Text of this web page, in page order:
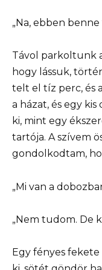
„Na, ebben
Távol parkoltunk
hogy lássuk,
telt el tíz perc, és
a házat, és egy
ki, mint egy
tartója. A szívem
gondolkodtam,
„Mi van a
„Nem tudom. De
Egy fényes